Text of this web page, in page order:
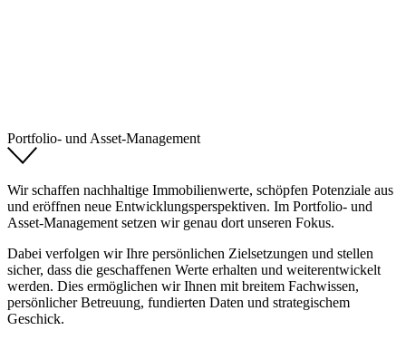
Portfolio- und Asset-Management
Wir schaffen nachhaltige Immobilienwerte, schöpfen Potenziale aus
und eröffnen neue Entwicklungsperspektiven. Im Portfolio- und
Asset-Management setzen wir genau dort unseren Fokus.
Dabei verfolgen wir Ihre persönlichen Zielsetzungen und stellen
sicher, dass die geschaffenen Werte erhalten und weiterentwickelt
werden. Dies ermöglichen wir Ihnen mit breitem Fachwissen,
persönlicher Betreuung, fundierten Daten und strategischem
Geschick.